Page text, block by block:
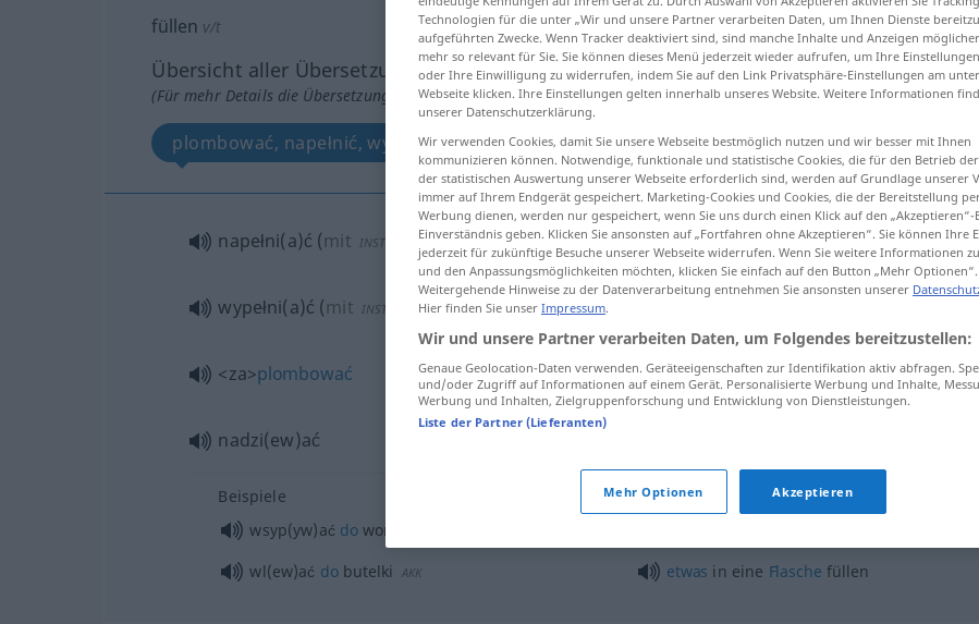
füllen v/t
Übersicht aller Übersetzungen
(Für mehr Details die Übersetzung anklicken/antippen)
plombować, napełnić, wypełnić, nadziać
napełni(a)ć (mit INST füllen Gefäß
wypełni(a)ć (mit INST
<za>plombować füllenZahn
nadzi(ew)ać
Beispiele
wsyp(yw)ać doworka
wl(ew)ać dobutelki AKK etwas in eine Flasche füllen
Technologien für die unter „Wir und unsere Partner verarbeiten Daten, um Ihnen Dienste
aufgeführten Zwecke. Wenn Tracker deaktiviert sind, sind manche Inhalte und Anzeigen
mehr so relevant für Sie. Sie können dieses Menü jederzeit wieder aufrufen, um Ihre
oder Ihre Einwilligung zu widerrufen, indem Sie auf den Link Privatsphäre-Einstellungen am
Webseite klicken. Ihre Einstellungen gelten innerhalb unseres Website. Weitere Informationen
unserer Datenschutzerklärung.
Wir verwenden Cookies, damit Sie unsere Webseite bestmöglich nutzen und wir besser mit Ihnen
kommunizieren können. Notwendige, funktionale und statistische Cookies, die für den Betrieb
der statistischen Auswertung unserer Webseite erforderlich sind, werden auf Grundlage unserer
immer auf Ihrem Endgerät gespeichert. Marketing-Cookies und Cookies, die der Bereitstellung
Werbung dienen, werden nur gespeichert, wenn Sie uns durch einen Klick auf den
Einverständnis geben. Klicken Sie ansonsten auf „Fortfahren ohne Akzeptieren“. Sie können Ihre
jederzeit für zukünftige Besuche unserer Webseite widerrufen. Wenn Sie weitere Informationen
und den Anpassungsmöglichkeiten möchten, klicken Sie einfach auf den Button „Mehr Optionen“.
Weitergehende Hinweise zu der Datenverarbeitung entnehmen Sie ansonsten unserer
Hier finden Sie unser Impressum.
Wir und unsere Partner verarbeiten Daten, um Folgendes bereitzustellen:
Genaue Geolocation-Daten verwenden. Geräteeigenschaften zur Identifikation aktiv abfragen.
und/oder Zugriff auf Informationen auf einem Gerät. Personalisierte Werbung und Inhalte,
Werbung und Inhalten, Zielgruppenforschung und Entwicklung von Dienstleistungen.
Liste der Partner (Lieferanten)
Mehr Optionen Akzeptieren